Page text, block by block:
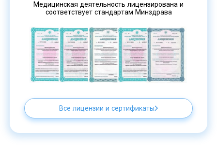
Медицинская деятельность лицензирована и
соответствует стандартам Минздрава
Все лицензии и сертификаты